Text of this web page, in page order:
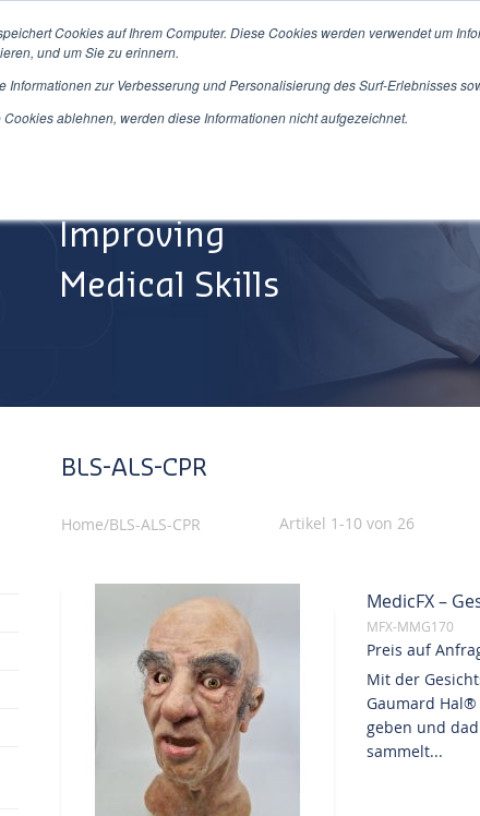
Cookies auf Ihrem Computer. Diese Cookies werden verwendet um
und um Sie zu erinnern.
Informationen zur Verbesserung und Personalisierung des Surf-Erlebnisses
Cookies ablehnen, werden diese Informationen nicht aufgezeichnet.
Home Produkte/Dienstleistungen Über Uns
Improving
Medical Skills
BLS-ALS-CPR
Home/BLS-ALS-CPR Artikel 1-10 von 26
MedicFX –
MFX-MMG170
Preis auf
Mit der
Gaumard
geben und
sammelt...